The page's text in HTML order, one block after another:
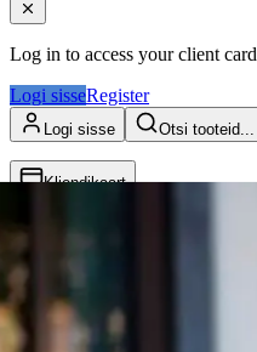
Log in to access your client card
Logi sisseRegister
Logi sisse Otsi tooteid...
Kliendikaart